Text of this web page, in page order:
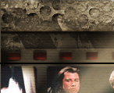
Hyppää pääsisältöön